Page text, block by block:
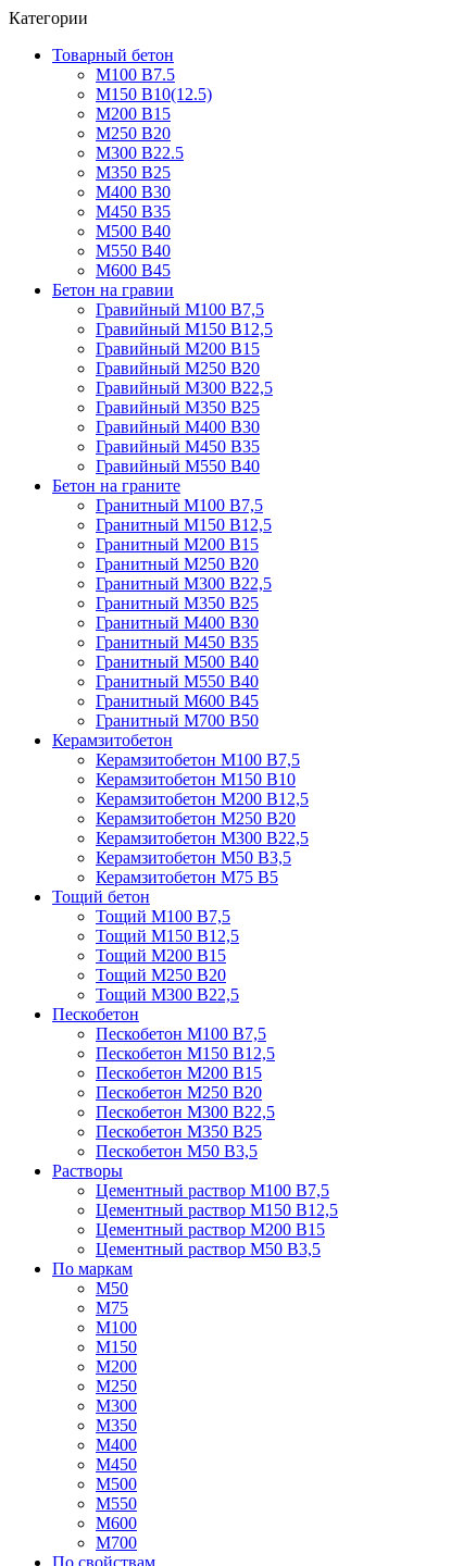
Категории
Товарный бетон
М100 В7.5
М150 В10(12.5)
М200 В15
М250 В20
М300 В22.5
М350 В25
М400 В30
М450 В35
М500 В40
М550 В40
М600 В45
Бетон на гравии
Гравийный М100 В7,5
Гравийный М150 В12,5
Гравийный М200 В15
Гравийный М250 В20
Гравийный М300 В22,5
Гравийный М350 В25
Гравийный М400 В30
Гравийный М450 В35
Гравийный М550 В40
Бетон на граните
Гранитный М100 В7,5
Гранитный М150 В12,5
Гранитный М200 В15
Гранитный М250 В20
Гранитный М300 В22,5
Гранитный М350 В25
Гранитный М400 В30
Гранитный М450 В35
Гранитный М500 В40
Гранитный М550 В40
Гранитный М600 В45
Гранитный М700 В50
Керамзитобетон
Керамзитобетон М100 В7,5
Керамзитобетон М150 В10
Керамзитобетон М200 В12,5
Керамзитобетон М250 В20
Керамзитобетон М300 В22,5
Керамзитобетон М50 В3,5
Керамзитобетон М75 В5
Тощий бетон
Тощий М100 В7,5
Тощий М150 В12,5
Тощий М200 В15
Тощий М250 В20
Тощий М300 В22,5
Пескобетон
Пескобетон М100 В7,5
Пескобетон М150 В12,5
Пескобетон М200 В15
Пескобетон М250 В20
Пескобетон М300 В22,5
Пескобетон М350 В25
Пескобетон М50 В3,5
Растворы
Цементный раствор М100 В7,5
Цементный раствор М150 В12,5
Цементный раствор М200 В15
Цементный раствор М50 В3,5
По маркам
М50
М75
М100
М150
М200
М250
М300
М350
М400
М450
М500
М550
М600
М700
По свойствам